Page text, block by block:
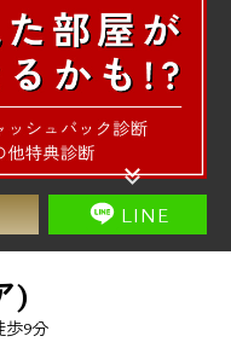
LINE
)
歩9分